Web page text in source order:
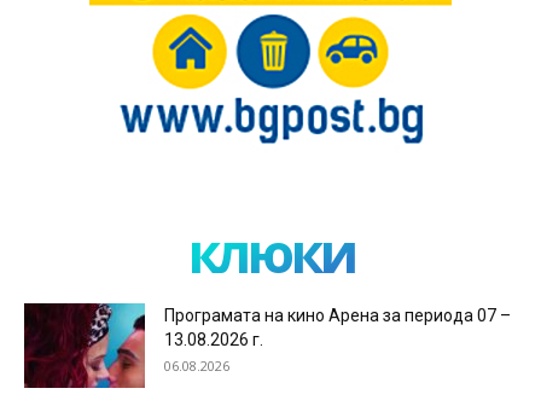
клюки
Програмата на кино Арена за периода 07 –
13.08.2026 г.
06.08.2026